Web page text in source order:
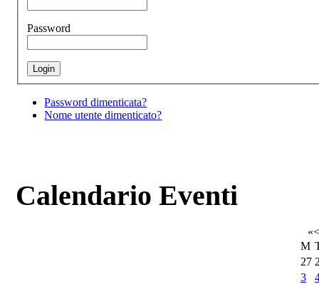
Password
Password dimenticata?
Nome utente dimenticato?
Calendario Eventi
«<
M
27
3